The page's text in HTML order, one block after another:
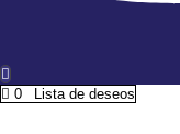
0 Lista de deseos